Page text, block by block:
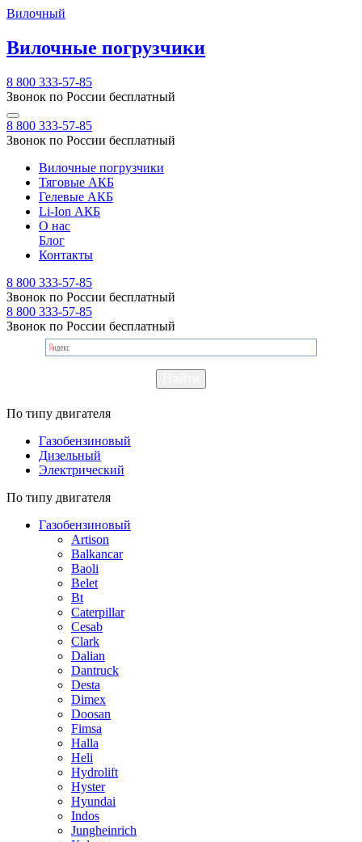
Вилочный
Вилочные погрузчики
8 800 333-57-85
Звонок по России бесплатный
8 800 333-57-85
Звонок по России бесплатный
Вилочные погрузчики
Тяговые АКБ
Гелевые АКБ
Li-Ion АКБ
О нас
Блог
Контакты
8 800 333-57-85
Звонок по России бесплатный
8 800 333-57-85
Звонок по России бесплатный
По типу двигателя
Газобензиновый
Дизельный
Электрический
По типу двигателя
Газобензиновый
Artison
Balkancar
Baoli
Belet
Bt
Caterpillar
Cesab
Clark
Dalian
Dantruck
Desta
Dimex
Doosan
Fimsa
Halla
Heli
Hydrolift
Hyster
Hyundai
Indos
Jungheinrich